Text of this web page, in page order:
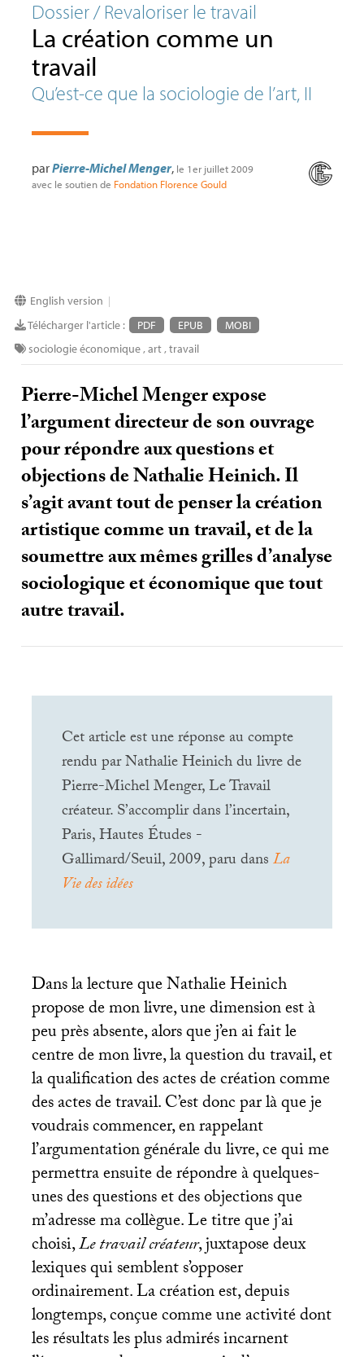
Dossier / Revaloriser le travail
La création comme un
travail
Qu’est-ce que la sociologie de l’art, II
parPierre-Michel Menger, le 1er juillet 2009
avec le soutien de Fondation Florence Gould
English version |
Télécharger l'article : PDF EPUB
MOBI
sociologie économique,art,travail
Pierre-Michel Menger expose
l’argument directeur de son ouvrage
pour répondre aux questions et
objections de Nathalie Heinich. Il
s’agit avant tout de penser la création
artistique comme un travail, et de la
soumettre aux mêmes grilles d’analyse
sociologique et économique que tout
autre travail.
Cet article est une réponse au compte
rendu par Nathalie Heinich du livre de
Pierre-Michel Menger, Le Travail
créateur. S’accomplir dans l’incertain,
Paris, Hautes Études -
Gallimard/Seuil, 2009, paru dansLa
Vie des idées
Dans la lecture que Nathalie Heinich
propose de mon livre, une dimension est à
peu près absente, alors que j’en ai fait le
centre de mon livre, la question du travail, et
la qualification des actes de création comme
des actes de travail. C’est donc par là que je
voudrais commencer, en rappelant
l’argumentation générale du livre, ce qui me
permettra ensuite de répondre à quelques-
unes des questions et des objections que
m’adresse ma collègue. Le titre que j’ai
choisi,Le travail créateur, juxtapose deux
lexiques qui semblent s’opposer
ordinairement. La création est, depuis
longtemps, conçue comme une activité dont
les résultats les plus admirés incarnent